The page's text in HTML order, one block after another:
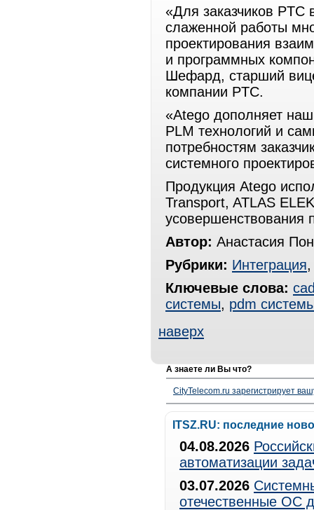
«Для заказчиков
слаженной работы
проектирования
и программных
Шефард, старший
компании PTC.
«Atego дополняет
PLM технологий и
потребностям
системного
Продукция Atego
Transport, ATLAS
усовершенствования
Автор: Анастасия
Рубрики: Интеграция
Ключевые слова:
системы, pdm
наверх
А знаете ли Вы что?
CityTelecom.ru зарегистрирует
ITSZ.RU: последние
04.08.2026
автоматизации
03.07.2026
отечественные ОС